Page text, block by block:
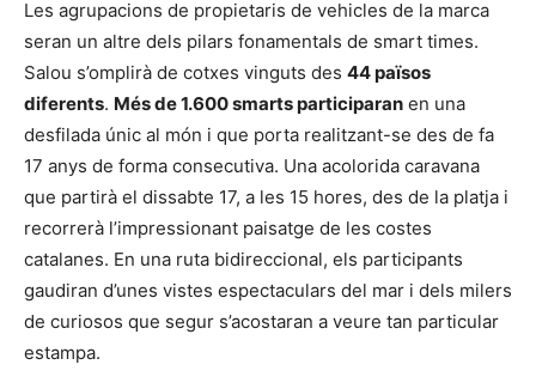
Les agrupacions de propietaris de vehicles de la marca
seran un altre dels pilars fonamentals de smart times.
Salou s’omplirà de cotxes vinguts des 44 països
diferents. Més de 1.600 smarts participaran en una
desfilada únic al món i que porta realitzant-se des de fa
17 anys de forma consecutiva. Una acolorida caravana
que partirà el dissabte 17, a les 15 hores, des de la platja i
recorrerà l’impressionant paisatge de les costes
catalanes. En una ruta bidireccional, els participants
gaudiran d’unes vistes espectaculars del mar i dels milers
de curiosos que segur s’acostaran a veure tan particular
estampa.